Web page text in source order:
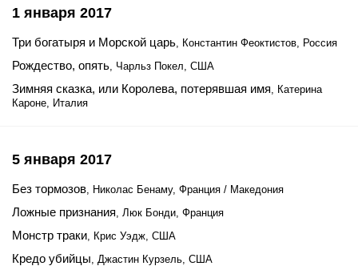
1 января 2017
Три богатыря и Морской царь, Константин Феоктистов, Россия
Рождество, опять, Чарльз Покел, США
Зимняя сказка, или Королева, потерявшая имя, Катерина
Кароне, Италия
5 января 2017
Без тормозов, Николас Бенаму, Франция / Македония
Ложные признания, Люк Бонди, Франция
Монстр траки, Крис Уэдж, США
Кредо убийцы, Джастин Курзель, США